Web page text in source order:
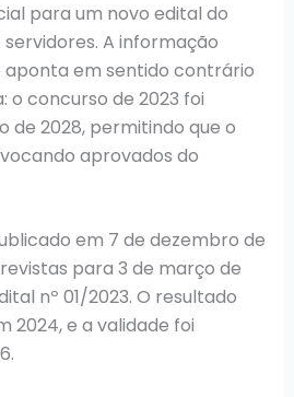
para um novo edital do
A informação
em sentido contrário
o concurso de 2023 foi
de 2028, permitindo que o
aprovados do
em 7 de dezembro de
para 3 de março de
nº 01/2023. O resultado
2024, e a validade foi